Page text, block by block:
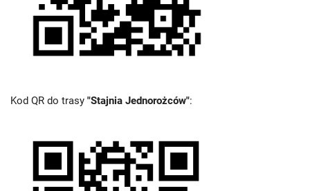
Kod QR do trasy "Stajnia Jednorożców":